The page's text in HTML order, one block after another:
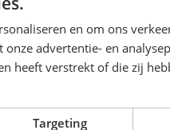
en om ons
advertentie- en
heeft verstrekt of die zij
Targeting